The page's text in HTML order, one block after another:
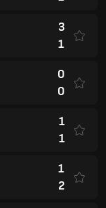
3
1
0
0
1
1
1
2